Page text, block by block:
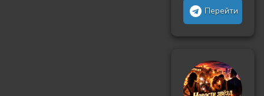
Перейти